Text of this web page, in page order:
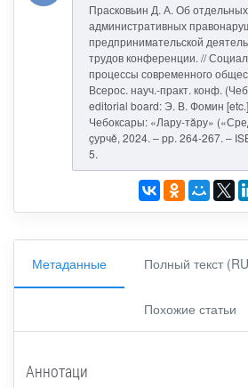
Прасковьин Д. А. Об
административных
предпринимательской
трудов конференции. //
процессы современного
Всерос. науч.-практ. конф.
editorial board: Э. В. Фомин
Чебоксары: «Лару-тăру»
çурчě, 2024. – pp. 264-267. –
5.
Метаданные Полный текст
Похожие статьи
Аннотаци